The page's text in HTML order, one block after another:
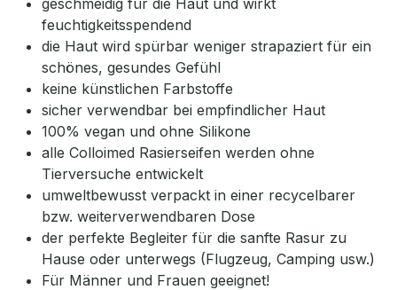
geschmeidig für die Haut und wirkt
feuchtigkeitsspendend
die Haut wird spürbar weniger strapaziert für ein
schönes, gesundes Gefühl
keine künstlichen Farbstoffe
sicher verwendbar bei empfindlicher Haut
100% vegan und ohne Silikone
alle Colloimed Rasierseifen werden ohne
Tierversuche entwickelt
umweltbewusst verpackt in einer recycelbarer
bzw. weiterverwendbaren Dose
der perfekte Begleiter für die sanfte Rasur zu
Hause oder unterwegs (Flugzeug, Camping usw.)
Für Männer und Frauen geeignet!